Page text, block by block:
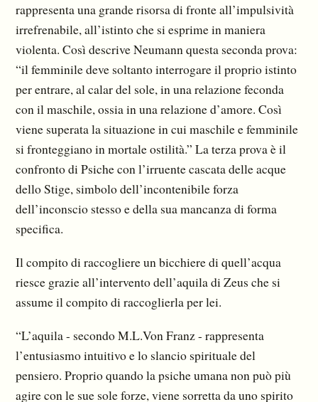
rappresenta una grande risorsa di fronte all’impulsività
irrefrenabile, all’istinto che si esprime in maniera
violenta. Così descrive Neumann questa seconda prova:
“il femminile deve soltanto interrogare il proprio istinto
per entrare, al calar del sole, in una relazione feconda
con il maschile, ossia in una relazione d’amore. Così
viene superata la situazione in cui maschile e femminile
si fronteggiano in mortale ostilità.” La terza prova è il
confronto di Psiche con l’irruente cascata delle acque
dello Stige, simbolo dell’incontenibile forza
dell’inconscio stesso e della sua mancanza di forma
specifica.
Il compito di raccogliere un bicchiere di quell’acqua
riesce grazie all’intervento dell’aquila di Zeus che si
assume il compito di raccoglierla per lei.
“L’aquila - secondo M.L.Von Franz - rappresenta
l’entusiasmo intuitivo e lo slancio spirituale del
pensiero. Proprio quando la psiche umana non può più
agire con le sue sole forze, viene sorretta da uno spirito